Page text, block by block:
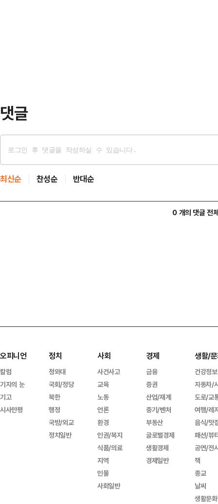
댓글
최신순 찬성순 반대순
0 개의 댓글 전
오피니언
칼럼
기자의 눈
기고
시사만평
정치
청와대
국회/정당
북한
행정
국방/외교
정치일반
사회
사건사고
교육
노동
언론
환경
인권/복지
식품/의료
지역
인물
사회일반
경제
금융
증권
산업/재계
중기/벤처
부동산
글로벌경제
생활경제
경제일반
생활/
건강정보
자동차/
도로/교
여행/레
음식/맛
패션/뷰
공연/전
책
종교
날씨
생활문